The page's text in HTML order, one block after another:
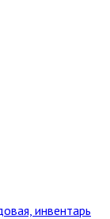
инвентарь